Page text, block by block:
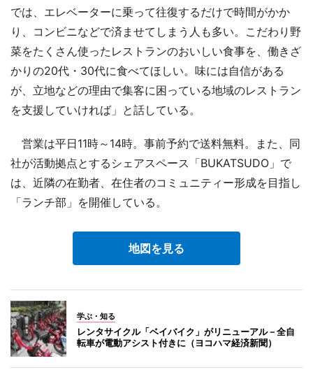
では、エレベーターに乗って往復するだけで時間がかか
り、コンビニなどで済ませてしまう人も多い。こだわり野
菜をたくさん使ったレストランのおいしい食事を、働きざ
かりの20代・30代に食べてほしい。味には自信がある
が、立地などの理由で集客に困っている地域のレストラン
を支援していければ」と話している。
営業は平日11時～14時。事前予約で送料無料。また、同
社が活動拠点とするシェアスペース「BUKATSUDO」で
は、近隣の在勤者、在住者のコミュニティー形成を目指し
「ランチ部」を開催している。
地図を見る
学ぶ・知る
レンタサイクル「ベイバイク」がリニューアル－全自
転車が電動アシスト付きに（ヨコハマ経済新聞）